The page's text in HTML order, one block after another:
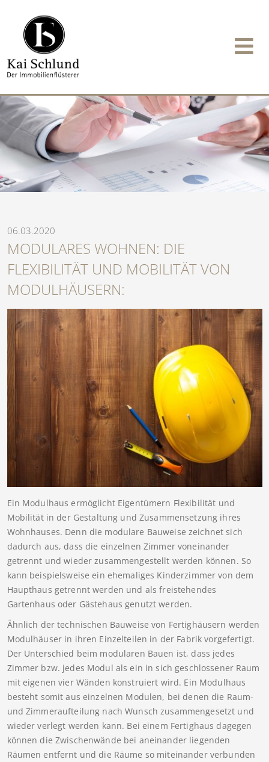
06.03.2020
MODULARES WOHNEN: DIE
FLEXIBILITÄT UND MOBILITÄT VON
MODULHÄUSERN:
Ein Modulhaus ermöglicht Eigentümern Flexibilität und
Mobilität in der Gestaltung und Zusammensetzung ihres
Wohnhauses. Denn die modulare Bauweise zeichnet sich
dadurch aus, dass die einzelnen Zimmer voneinander
getrennt und wieder zusammengestellt werden können. So
kann beispielsweise ein ehemaliges Kinderzimmer von dem
Haupthaus getrennt werden und als freistehendes
Gartenhaus oder Gästehaus genutzt werden.
Ähnlich der technischen Bauweise von Fertighäusern werden
Modulhäuser in ihren Einzelteilen in der Fabrik vorgefertigt.
Der Unterschied beim modularen Bauen ist, dass jedes
Zimmer bzw. jedes Modul als ein in sich geschlossener Raum
mit eigenen vier Wänden konstruiert wird. Ein Modulhaus
besteht somit aus einzelnen Modulen, bei denen die Raum-
und Zimmeraufteilung nach Wunsch zusammengesetzt und
wieder verlegt werden kann. Bei einem Fertighaus dagegen
können die Zwischenwände bei aneinander liegenden
Räumen entfernt und die Räume so miteinander verbunden